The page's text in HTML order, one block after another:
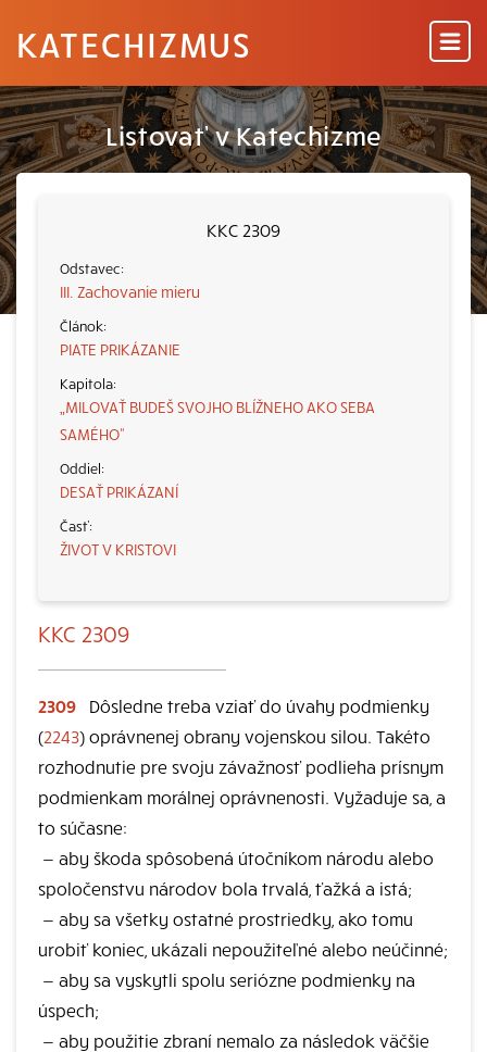
KATECHIZMUS
Listovať v Katechizme
KKC 2309
III. Zachovanie mieru
PIATE PRIKÁZANIE
„MILOVAŤ BUDEŠ SVOJHO BLÍŽNEHO AKO SEBA
SAMÉHO“
DESAŤ PRIKÁZANÍ
ŽIVOT V KRISTOVI
KKC 2309
2309
Dôsledne treba vziať do úvahy podmienky
(2243) oprávnenej obrany vojenskou silou. Takéto
rozhodnutie pre svoju závažnosť podlieha prísnym
podmienkam morálnej oprávnenosti. Vyžaduje sa, a
to súčasne:
— aby škoda spôsobená útočníkom národu alebo
spoločenstvu národov bola trvalá, ťažká a istá;
— aby sa všetky ostatné prostriedky, ako tomu
urobiť koniec, ukázali nepoužiteľné alebo neúčinné;
— aby sa vyskytli spolu seriózne podmienky na
úspech;
— aby použitie zbraní nemalo za následok väčšie